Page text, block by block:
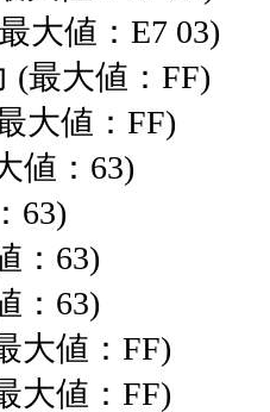
大値：E7 03)
(最大値：FF)
大値：FF)
値：63)
63)
：63)
：63)
大値：FF)
大値：FF)